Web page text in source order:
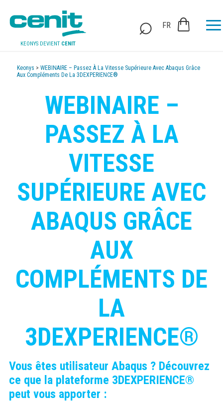
KEONYS DEVIENT CENIT
FR
Keonys >WEBINAIRE – Passez À La Vitesse Supérieure Avec Abaqus Grâce
Aux Compléments De La 3DEXPERIENCE®
WEBINAIRE –
PASSEZ À LA
VITESSE
SUPÉRIEURE AVEC
ABAQUS GRÂCE
AUX
COMPLÉMENTS DE
LA
3DEXPERIENCE®
Vous êtes utilisateur Abaqus ? Découvrez
ce que la plateforme 3DEXPERIENCE®
peut vous apporter :